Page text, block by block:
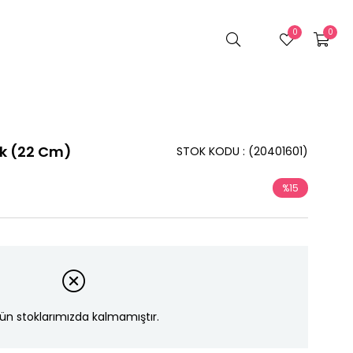
0
0
(22 Cm) (20401601)
STOK KODU
%15
stoklarımızda kalmamıştır.